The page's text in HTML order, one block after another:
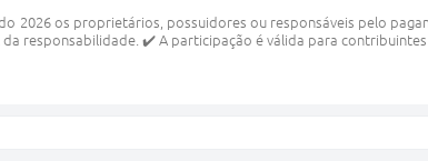
2026 os proprietários, possuidores ou responsáveis pelo
responsabilidade. ✔️ A participação é válida para contribuintes